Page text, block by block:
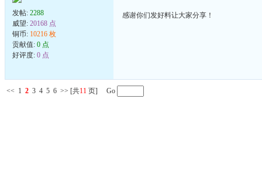
发帖: 2288
威望: 20168 点
铜币: 10216 枚
贡献值: 0 点
好评度: 0 点
感谢你们发好料让大家分享！
<< 1 2 3 4 5 6 >> [共11 页] Go